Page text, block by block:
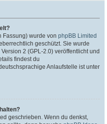
Fassung) wurde von phpBB Limited
geschützt. Sie wurde
2 (GPL-2.0) veröffentlicht und
findest du
Anlaufstelle ist unter
geschrieben. Wenn du denkst,